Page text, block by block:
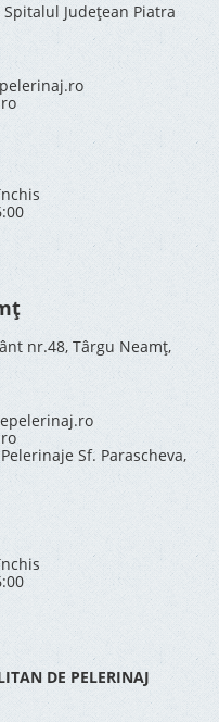
Județean Piatra
nr.48, Târgu Neamț,
Sf. Parascheva,
DE PELERINAJ